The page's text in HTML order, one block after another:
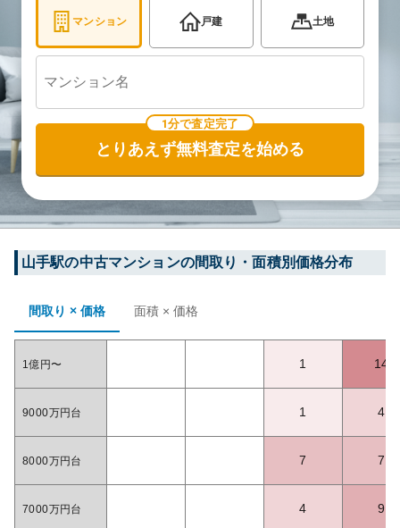
マンション 戸建 土地
1分で査定完了
とりあえず無料査定を始める
山手駅の中古マンションの間取り・面積別価格分布
間取り × 価格 面積 × 価格
1億円〜 1 14
9000万円台 1 4
8000万円台 7 7
7000万円台 4 9